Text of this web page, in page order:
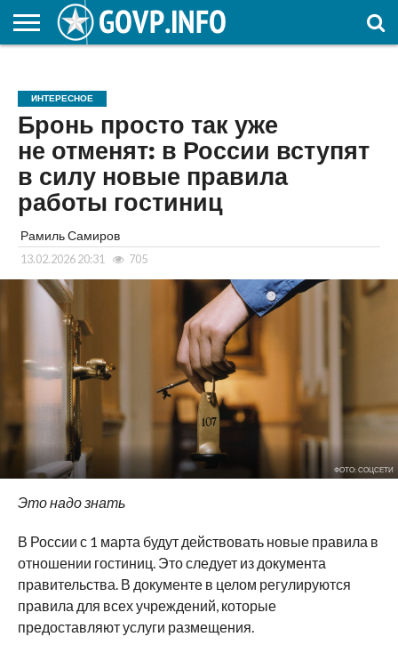
ОБРАЗОВАНИЕ
ИНТЕРЕСНОЕ
Бронь просто так уже
не отменят: в России вступят
в силу новые правила
работы гостиниц
Рамиль Самиров
13.02.2026 20:31 705
ФОТО: СОЦСЕТИ
Это надо знать
В России с 1 марта будут действовать новые правила в
отношении гостиниц. Это следует из документа
правительства. В документе в целом регулируются
правила для всех учреждений, которые
предоставляют услуги размещения.